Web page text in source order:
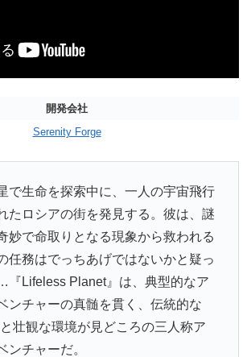
開発会社
Serenity Forge
で生命を探索中に、一人の宇宙飛行
たロシアの街を発見する。彼は、謎
妙で命取りとなる現象から救われる
任務はでっちあげではないかと疑っ
『Lifeless Planet』は、典型的なア
ンチャーの真髄を貫く、伝統的な
壮観な環境が見どころの三人称ア
ンチャーだ。